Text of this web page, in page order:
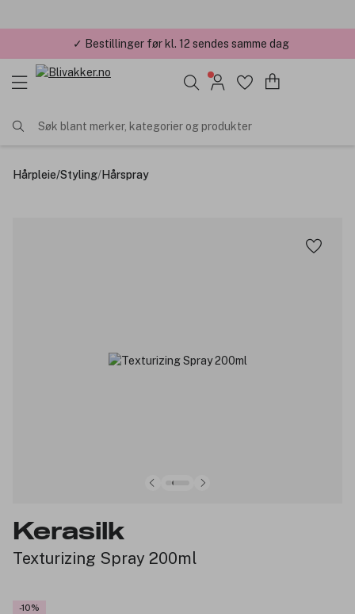
✓ Bestillinger før kl. 12 sendes samme dag
Søk blant merker, kategorier og produkter
Hårpleie/Styling/Hårspray
Kerasilk
Texturizing Spray 200ml
-10%